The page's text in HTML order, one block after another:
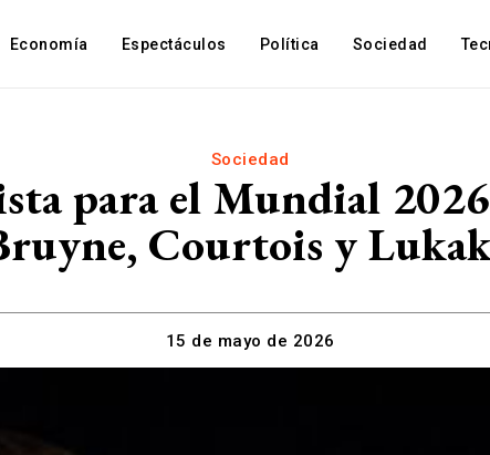
Economía Espectáculos Política Sociedad
Sociedad
para el Mundial
Courtois y
15 de mayo de 2026